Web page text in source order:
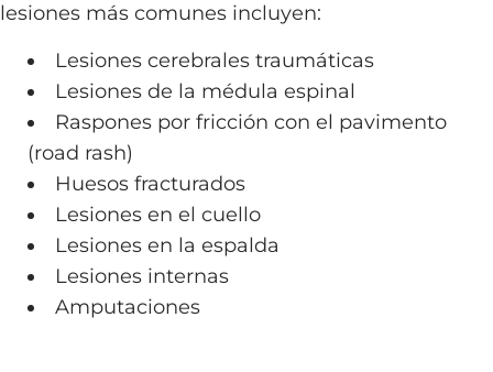
lesiones más comunes incluyen:
Lesiones cerebrales traumáticas
Lesiones de la médula espinal
Raspones por fricción con el pavimento
(road rash)
Huesos fracturados
Lesiones en el cuello
Lesiones en la espalda
Lesiones internas
Amputaciones